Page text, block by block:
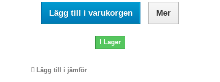
Lägg till i varukorgen Mer
I Lager
Lägg till i jämför